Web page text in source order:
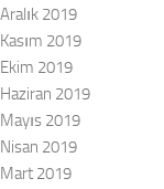
Aralık 2019
Kasım 2019
Ekim 2019
Haziran 2019
Mayıs 2019
Nisan 2019
Mart 2019